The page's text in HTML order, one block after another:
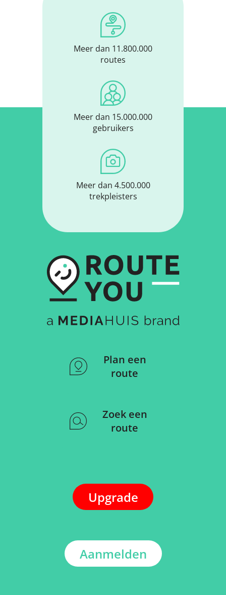
Meer dan 11.800.000
routes
Meer dan 15.000.000
gebruikers
Meer dan 4.500.000
trekpleisters
Plan een
route
Zoek een
route
Upgrade
Aanmelden